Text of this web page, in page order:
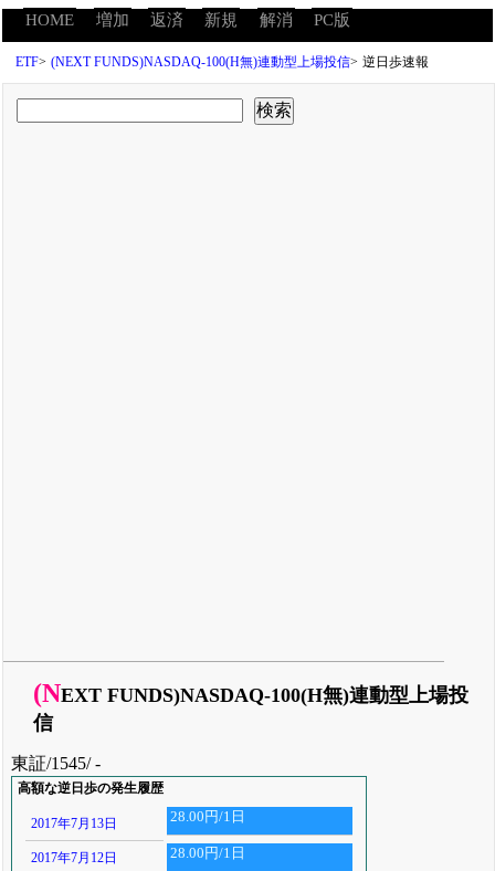
HOME 増加 返済 新規 解消 PC版
ETF> (NEXT FUNDS)NASDAQ-100(H無)連動型上場投信> 逆日歩速報
(NEXT FUNDS)NASDAQ-100(H無)連動型上場投
信
東証/1545/ -
高額な逆日歩の発生履歴
2017年7月13日 28.00円/1日
2017年7月12日 28.00円/1日